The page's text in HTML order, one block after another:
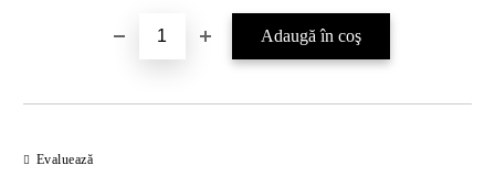
Evaluează